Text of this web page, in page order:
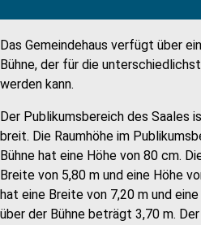
Das Gemeindehaus verfügt über
Bühne, der für die
werden kann.
Der Publikumsbereich des Saales
breit. Die Raumhöhe im
Bühne hat eine Höhe von 80 cm.
Breite von 5,80 m und eine Höhe
hat eine Breite von 7,20 m und
über der Bühne beträgt 3,70 m.